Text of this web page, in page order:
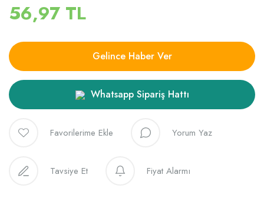
56,97 TL
Gelince Haber Ver
Whatsapp Sipariş Hattı
Yorum Yaz
Tavsiye Et Fiyat Alarmı